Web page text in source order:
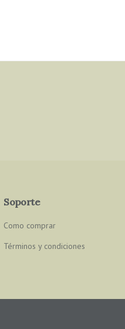
Soporte
Como comprar
Términos y condiciones